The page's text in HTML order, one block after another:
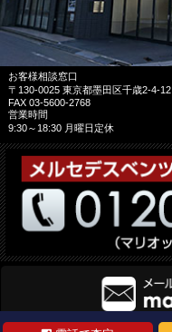
お客様相談窓口
〒130-0025 東京都墨田区千歳2-4-12
FAX 03-5600-2768
営業時間
9:30～18:30 月曜日定休